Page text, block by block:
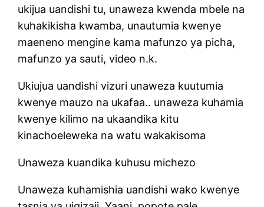
ukijua uandishi tu, unaweza kwenda mbele na
kuhakikisha kwamba, unautumia kwenye
maeneno mengine kama mafunzo ya picha,
mafunzo ya sauti, video n.k.
Ukiujua uandishi vizuri unaweza kuutumia
kwenye mauzo na ukafaa.. unaweza kuhamia
kwenye kilimo na ukaandika kitu
kinachoeleweka na watu wakakisoma
Unaweza kuandika kuhusu michezo
Unaweza kuhamishia uandishi wako kwenye